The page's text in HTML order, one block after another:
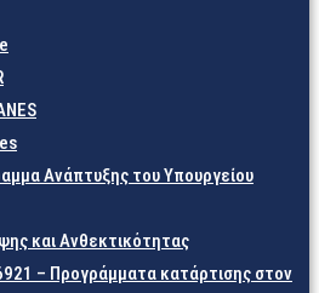
Ανάπτυξης του Υπουργείου
και Ανθεκτικότητας
– Προγράμματα κατάρτισης στον